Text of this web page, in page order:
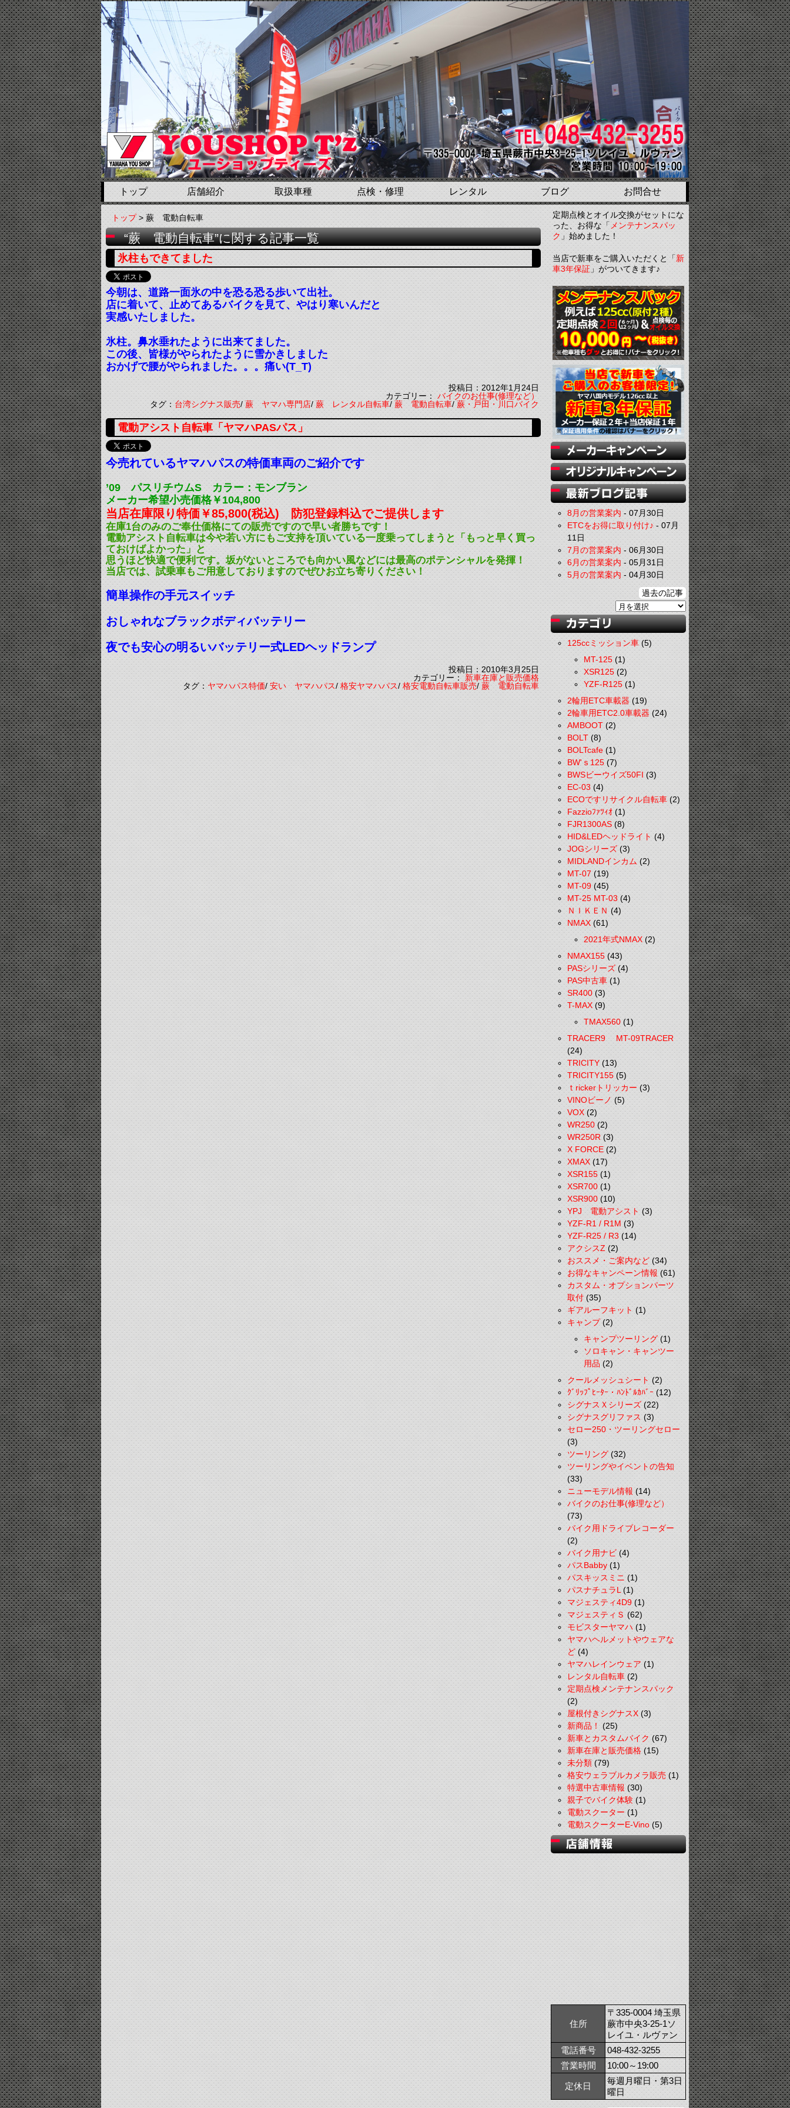
トップ 店舗紹介 取扱車種 点検・修理 レンタル ブログ お問合せ
トップ> 蕨 電動自転車
“蕨 電動自転車”に関する記事一覧
氷柱もできてました
今朝は、道路一面氷の中を恐る恐る歩いて出社。
店に着いて、止めてあるバイクを見て、やはり寒いんだと
実感いたしました。
氷柱。鼻水垂れたように出来てました。
この後、皆様がやられたように雪かきしました
おかげで腰がやられました。。。痛い(T_T)
投稿日：2012年1月24日
カテゴリー：バイクのお仕事(修理など）
タグ：台湾シグナス販売/蕨 ヤマハ専門店/蕨 レンタル自転車/蕨 電動自転車/蕨・戸田・川口バイク
電動アシスト自転車「ヤマハPASパス」
今売れているヤマハパスの特価車両のご紹介です
’09 パスリチウムS カラー：モンブラン
メーカー希望小売価格￥104,800
当店在庫限り特価￥85,800(税込) 防犯登録料込でご提供します
在庫1台のみのご奉仕価格にての販売ですので早い者勝ちです！
電動アシスト自転車は今や若い方にもご支持を頂いている一度乗ってしまうと「もっと早く買っ
ておけばよかった」と
思うほど快適で便利です。坂がないところでも向かい風などには最高のポテンシャルを発揮！
当店では、試乗車もご用意しておりますのでぜひお立ち寄りください！
簡単操作の手元スイッチ
おしゃれなブラックボディバッテリー
夜でも安心の明るいバッテリー式LEDヘッドランプ
投稿日：2010年3月25日
カテゴリー：新車在庫と販売価格
タグ：ヤマハパス特価/安い ヤマハパス/格安ヤマハパス/格安電動自転車販売/蕨 電動自転車
定期点検とオイル交換がセットにな
った、お得な「 メンテナンスパッ
ク」始めました！
当店で新車をご購入いただくと「新
車3年保証」がついてきます♪
8月の営業案内-07月30日
ETCをお得に取り付け♪-07月
11日
7月の営業案内-06月30日
6月の営業案内-05月31日
5月の営業案内-04月30日
過去の記事
125ccミッション車(5)
MT-125(1)
XSR125(2)
YZF-R125(1)
2輪用ETC車載器(19)
2輪車用ETC2.0車載器(24)
AMBOOT(2)
BOLT(8)
BOLTcafe(1)
BW'ｓ125(7)
BWSビーウイズ50FI(3)
EC-03(4)
ECOですリサイクル自転車(2)
Fazzioﾌｧﾂｨｵ(1)
FJR1300AS(8)
HID&LEDヘッドライト(4)
JOGシリーズ(3)
MIDLANDインカム(2)
MT-07(19)
MT-09 (45)
MT-25 MT-03(4)
ＮＩＫＥＮ(4)
NMAX(61)
2021年式NMAX(2)
NMAX155(43)
PASシリーズ(4)
PAS中古車(1)
SR400(3)
T-MAX(9)
TMAX560(1)
TRACER9 MT-09TRACER
(24)
TRICITY(13)
TRICITY155(5)
ｔrickerトリッカー(3)
VINOビーノ(5)
VOX(2)
WR250(2)
WR250R(3)
X FORCE(2)
XMAX(17)
XSR155(1)
XSR700(1)
XSR900(10)
YPJ 電動アシスト(3)
YZF-R1 / R1M(3)
YZF-R25 / R3(14)
アクシスZ(2)
おススメ・ご案内など(34)
お得なキャンペーン情報(61)
カスタム・オプションパーツ
取付(35)
ギアルーフキット(1)
キャンプ(2)
キャンプツーリング(1)
ソロキャン・キャンツー
用品(2)
クールメッシュシート(2)
ｸﾞﾘｯﾌﾟﾋｰﾀｰ・ﾊﾝﾄﾞﾙｶﾊﾞｰ(12)
シグナスＸシリーズ(22)
シグナスグリファス(3)
セロー250・ツーリングセロー
(3)
ツーリング(32)
ツーリングやイベントの告知
(33)
ニューモデル情報(14)
バイクのお仕事(修理など）
(73)
バイク用ドライブレコーダー
(2)
バイク用ナビ(4)
パスBabby(1)
パスキッスミニ(1)
パスナチュラL(1)
マジェスティ4D9(1)
マジェスティＳ(62)
モビスターヤマハ(1)
ヤマハヘルメットやウェアな
ど(4)
ヤマハレインウェア(1)
レンタル自転車(2)
定期点検メンテナンスパック
(2)
屋根付きシグナスX(3)
新商品！(25)
新車とカスタムバイク(67)
新車在庫と販売価格(15)
未分類(79)
格安ウェラブルカメラ販売(1)
特選中古車情報(30)
親子でバイク体験(1)
電動スクーター(1)
電動スクーターE-Vino(5)
住所
〒335-0004 埼玉県
蕨市中央3-25-1ソ
レイユ・ルヴァン
電話番号
048-432-3255
営業時間
10:00～19:00
定休日
毎週月曜日・第3日
曜日